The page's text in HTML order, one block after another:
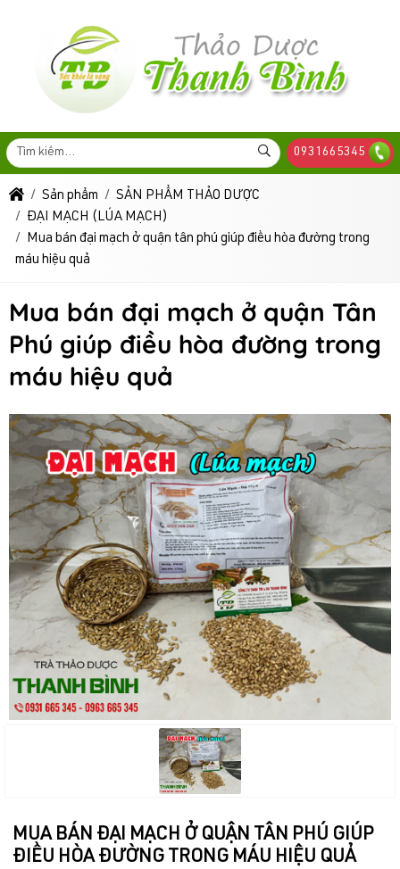
0931665345
Sản phẩm
SẢN PHẨM THẢO DƯỢC
ĐẠI MẠCH (LÚA MẠCH)
Mua bán đại mạch ở quận tân phú giúp điều hòa đường trong
máu hiệu quả
Mua bán đại mạch ở quận Tân
Phú giúp điều hòa đường trong
máu hiệu quả
MUA BÁN ĐẠI MẠCH Ở QUẬN TÂN PHÚ GIÚP
ĐIỀU HÒA ĐƯỜNG TRONG MÁU HIỆU QUẢ